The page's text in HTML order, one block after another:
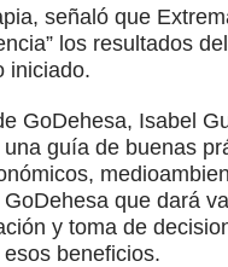
señaló que
los resultados
iniciado.
GoDehesa, Isabel
guía de buenas
que dará
y toma de
beneficios.